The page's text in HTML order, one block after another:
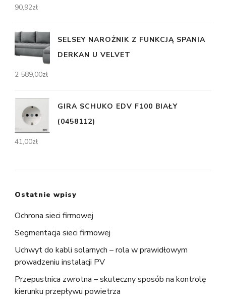
90,92zł
SELSEY NAROŻNIK Z FUNKCJĄ SPANIA
DERKAN U VELVET
2 589,00zł
GIRA SCHUKO EDV F100 BIAŁY
(0458112)
41,00zł
Ostatnie wpisy
Ochrona sieci firmowej
Segmentacja sieci firmowej
Uchwyt do kabli solarnych – rola w prawidłowym
prowadzeniu instalacji PV
Przepustnica zwrotna – skuteczny sposób na kontrolę
kierunku przepływu powietrza